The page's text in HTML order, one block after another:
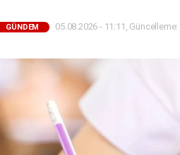
GÜNDEM 05.08.2026 - 11:11,